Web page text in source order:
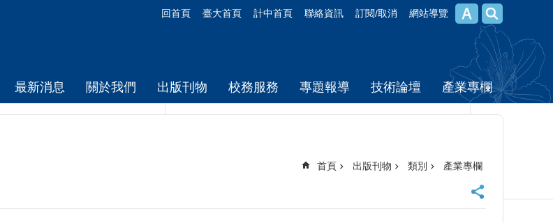
回首頁 臺大首頁 計中首頁 聯絡資訊 訂閱/取消 網站導覽
最新消息 關於我們 出版刊物 校務服務 專題報導 技術論壇 產業專欄
首頁 出版刊物 類別 產業專欄